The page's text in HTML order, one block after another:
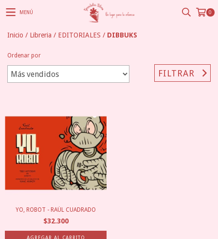
MENÚ 0
Inicio / Libreria / EDITORIALES / DIBBUKS
Ordenar por
FILTRAR
YO, ROBOT - RAÚL CUADRADO
$32.300